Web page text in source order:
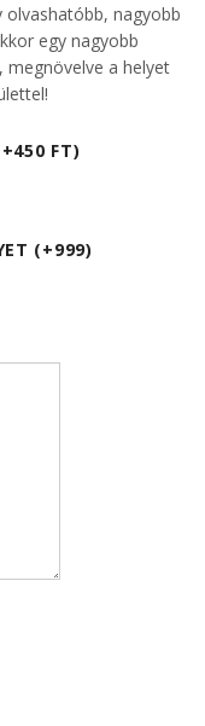
olvashatóbb, nagyobb
egy nagyobb
megnövelve a helyet
FT)
(+999)